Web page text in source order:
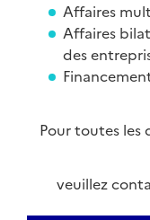
Affaires
Affaires
des
Pour toutes les
veuillez